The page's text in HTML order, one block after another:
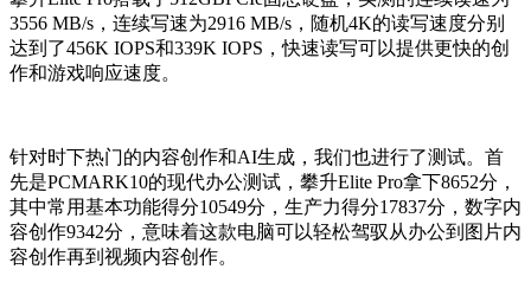
3556 MB/s，连续写速为2916 MB/s，随机4K的读写速度分别
达到了456K IOPS和339K IOPS，快速读写可以提供更快的创
作和游戏响应速度。
针对时下热门的内容创作和AI生成，我们也进行了测试。首
先是PCMARK10的现代办公测试，攀升Elite Pro拿下8652分，
其中常用基本功能得分10549分，生产力得分17837分，数字内
容创作9342分，意味着这款电脑可以轻松驾驭从办公到图片内
容创作再到视频内容创作。